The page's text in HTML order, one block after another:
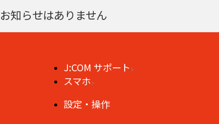
お知らせはありません
J:COM サポート
スマホ
設定・操作